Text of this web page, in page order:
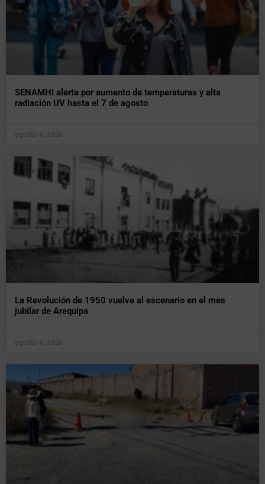
SENAMHI alerta por aumento de temperaturas y alta
radiación UV hasta el 7 de agosto
agosto 4, 2026
La Revolución de 1950 vuelve al escenario en el mes
jubilar de Arequipa
agosto 4, 2026